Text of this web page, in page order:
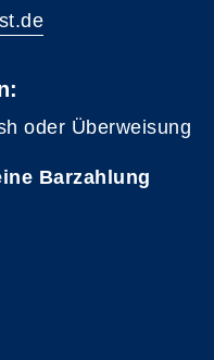
oder Überweisung
Barzahlung